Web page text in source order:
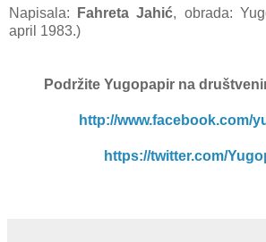
Napisala: Fahreta Jahić, obrada:
april 1983.)
Podržite Yugopapirna
http://www.facebook.com/
https://twitter.com/